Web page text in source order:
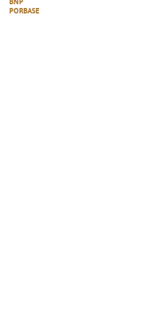
BNP
PORBASE